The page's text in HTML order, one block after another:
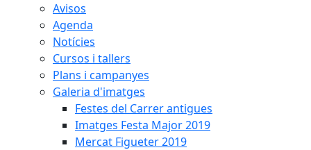
Avisos
Agenda
Notícies
Cursos i tallers
Plans i campanyes
Galeria d'imatges
Festes del Carrer antigues
Imatges Festa Major 2019
Mercat Figueter 2019